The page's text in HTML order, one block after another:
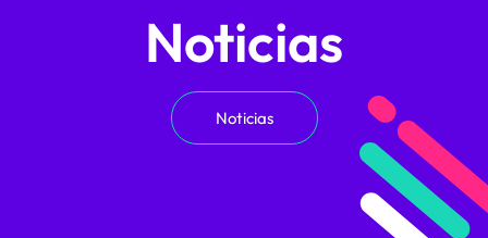
Noticias
Noticias